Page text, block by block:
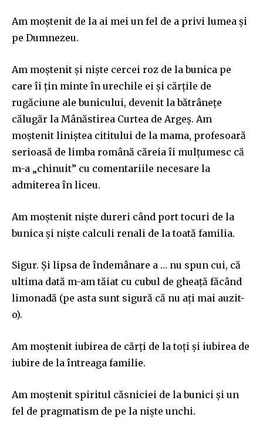
Am moștenit de la ai mei un fel de a privi lumea și
pe Dumnezeu.
Am moștenit și niște cercei roz de la bunica pe
care îi țin minte în urechile ei și cărțile de
rugăciune ale bunicului, devenit labătrânețe
călugăr la Mânăstirea Curtea de Argeș. Am
moștenit liniștea cititului de la mama, profesoară
serioasă de limba română căreia îi mulțumesc că
m-a „chinuit” cu comentariile necesare la
admiterea în liceu.
Am moștenit niște dureri când port tocuri de la
bunica și niște calculi renali de la toată familia.
Sigur. Și lipsa de îndemânare a … nu spun cui, că
ultima dată m-am tăiat cu cubul de gheață făcând
limonadă (pe asta sunt sigură că nu ați mai auzit-
o).
Am moștenit iubirea de cărți de la toți și iubirea de
iubire de la întreaga familie.
Am moștenit spiritul căsniciei de la bunici și un
fel de pragmatism de pe la niște unchi.